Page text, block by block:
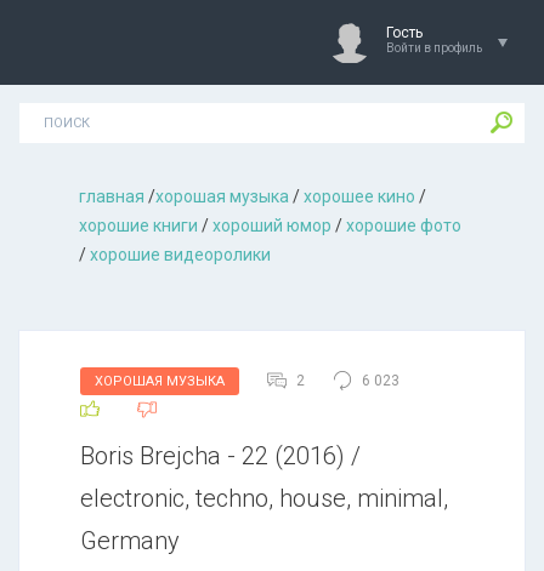
Гость
Войти в профиль
главная /хорошая музыкa /хорошее кино /
хорошие книги /хороший юмор /хорошие фото
/хорошие видеоролики
ХОРОШАЯ МУЗЫКА 2 6 023
Boris Brejcha - 22 (2016) /
electronic, techno, house, minimal,
Germany